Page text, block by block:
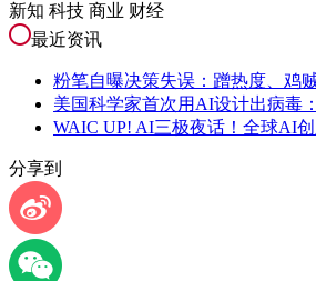
新知 科技 商业 财经
最近资讯
粉笔自曝决策失误：蹭热度、鸡
美国科学家首次用AI设计出病毒
WAIC UP! AI三极夜话！全球AI
分享到